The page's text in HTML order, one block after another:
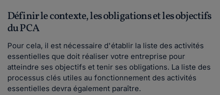
Définir le contexte, les obligations et les objectifs
du PCA
Pour cela, il est nécessaire d'établir la liste des activités
essentielles que doit réaliser votre entreprise pour
atteindre ses objectifs et tenir ses obligations. La liste des
processus clés utiles au fonctionnement des activités
essentielles devra également paraître.